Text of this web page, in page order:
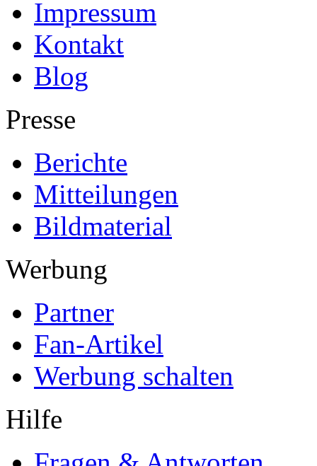
Impressum
Kontakt
Blog
Presse
Berichte
Mitteilungen
Bildmaterial
Werbung
Partner
Fan-Artikel
Werbung schalten
Hilfe